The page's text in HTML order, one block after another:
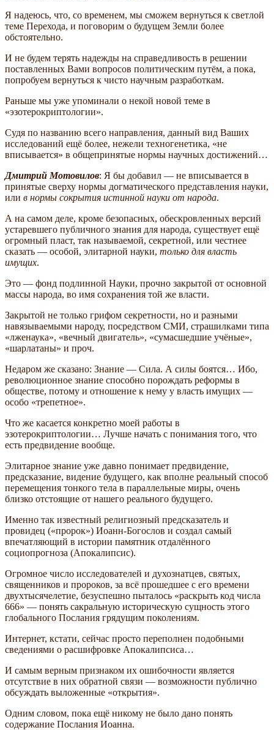
Я надеюсь, что, со временем, мы сможем вернуться к светлой
теме Перехода, и поговорим о будущем Земли более
обстоятельно.
И не будем терять надежды на справедливость в решении
поставленных Вами вопросов политическим путём, а пока,
попробуем вернуться к чисто научным разработкам.
Раньше мы уже упоминали о некой новой теме в
«эзотерокриптологии».
Судя по названию всего направления, данный вид Ваших
исследований ещё более, нежели техногенетика, «не
вписывается» в общепринятые нормы научных достижений…
Дмитрий Мотовилов: Я бы добавил — не вписывается в
принятые сверху нормы догматического представления науки,
или в нормы сокрытия истинной науки от народа.
А на самом деле, кроме безопасных, обескровленных версий
устаревшего публичного знания для народа, существует ещё
огромный пласт, так называемой, секретной, или честнее
сказать — особой, элитарной науки, только для власть
имущих.
Это — фонд подлинной Науки, прочно закрытой от основной
массы народа, во имя сохранения той же власти.
Закрытой не только грифом секретности, но и разными
навязываемыми народу, посредством СМИ, страшилками типа
«лженаука», «вечный двигатель», «сумасшедшие учёные»,
«шарлатаны» и проч.
Недаром же сказано: Знание — Сила. А силы боятся… Ибо,
революционное знание способно порождать реформы в
обществе, потому и отношение к нему у власть имущих —
особо «трепетное».
Что же касается конкретно моей работы в
эзотерокриптологии… Лучше начать с понимания того, что
есть предвидение вообще.
Элитарное знание уже давно понимает предвидение,
предсказание, видение будущего, как вполне реальный способ
перемещения тонкого тела в параллельные миры, очень
близко отстоящие от нашего реального будущего.
Именно так известный религиозный предсказатель и
провидец («пророк») Иоанн-Богослов и создал самый
впечатляющий в истории памятник отдалённого
социопрогноза (Апокалипсис).
Огромное число исследователей и духознатцев, святых,
священников и пророков, за всё прошедшее с его времени
двухтысячелетие, безуспешно пыталось «раскрыть код числа
666» — понять сакральную историческую сущность этого
глобального Послания грядущим поколениям.
Интернет, кстати, сейчас просто переполнен подобными
сведениями о расшифровке Апокалипсиса…
И самым верным признаком их ошибочности является
отсутствие в них обратной связи — возможности публично
обсуждать выложенные «открытия».
Одним словом, пока ещё никому не было дано понять
содержание Послания Иоанна.